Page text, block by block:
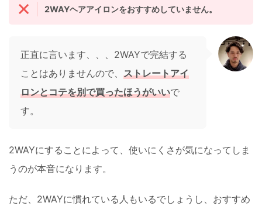
2WAYヘアアイロンをおすすめしていません。
正直に言います、、、2WAYで完結する
ことはありませんので、 ストレートアイ
ロンとコテを別で買ったほうがいいで
す。
2WAYにすることによって、使いにくさが気になってしま
うのが本音になります。
ただ、2WAYに慣れている人もいるでしょうし、おすすめ